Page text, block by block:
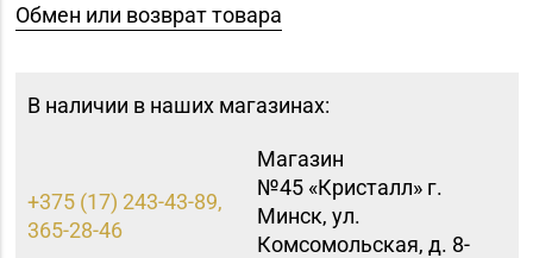
Обмен или возврат товара
В наличии в наших магазинах:
+375 (17) 243-43-89,
365-28-46
Магазин
№45 «Кристалл» г.
Минск, ул.
Комсомольская, д. 8-